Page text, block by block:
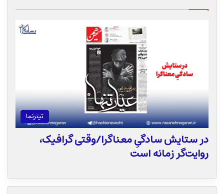
تیترنما
در ستایش سادگیِ معناگرا/وقتی گرافیک،
روایت‌گر زمانه است